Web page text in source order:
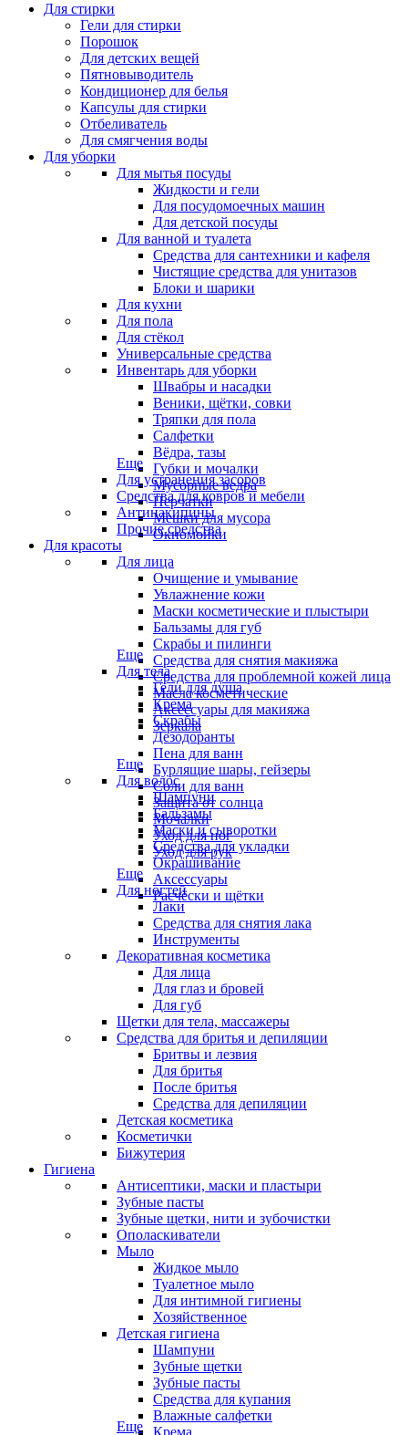
Для стирки
Гели для стирки
Порошок
Для детских вещей
Пятновыводитель
Кондиционер для белья
Капсулы для стирки
Отбеливатель
Для смягчения воды
Для уборки
Для мытья посуды
Жидкости и гели
Для посудомоечных машин
Для детской посуды
Для ванной и туалета
Средства для сантехники и кафеля
Чистящие средства для унитазов
Блоки и шарики
Для кухни
Для пола
Для стёкол
Универсальные средства
Инвентарь для уборки
Швабры и насадки
Веники, щётки, совки
Тряпки для пола
Салфетки
Вёдра, тазы
Губки и мочалки
Мусорные ведра
Перчатки
Мешки для мусора
Окномойки
Еще
Для устранения засоров
Средства для ковров и мебели
Антинакипины
Прочие средства
Для красоты
Для лица
Очищение и умывание
Увлажнение кожи
Маски косметические и плыстыри
Бальзамы для губ
Скрабы и пилинги
Средства для снятия макияжа
Средства для проблемной кожей лица
Масла косметические
Аксессуары для макияжа
Зеркала
Еще
Для тела
Гели для душа
Крема
Скрабы
Дезодоранты
Пена для ванн
Бурлящие шары, гейзеры
Соли для ванн
Защита от солнца
Мочалки
Уход для ног
Уход для рук
Еще
Для волос
Шампуни
Бальзамы
Маски и сыворотки
Средства для укладки
Окрашивание
Аксессуары
Расчёски и щётки
Еще
Для ногтей
Лаки
Средства для снятия лака
Инструменты
Декоративная косметика
Для лица
Для глаз и бровей
Для губ
Щетки для тела, массажеры
Средства для бритья и депиляции
Бритвы и лезвия
Для бритья
После бритья
Средства для депиляции
Детская косметика
Косметички
Бижутерия
Гигиена
Антисептики, маски и пластыри
Зубные пасты
Зубные щетки, нити и зубочистки
Ополаскиватели
Мыло
Жидкое мыло
Туалетное мыло
Для интимной гигиены
Хозяйственное
Детская гигиена
Шампуни
Зубные щетки
Зубные пасты
Средства для купания
Влажные салфетки
Крема
Еще